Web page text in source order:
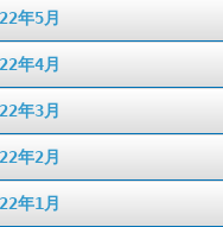
年5月
年4月
年3月
年2月
年1月